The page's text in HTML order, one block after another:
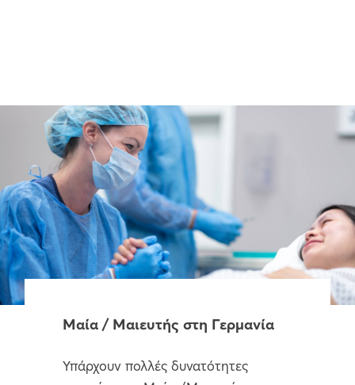
Μαία / Μαιευτής στη Γερμανία
Υπάρχουν πολλές δυνατότητες